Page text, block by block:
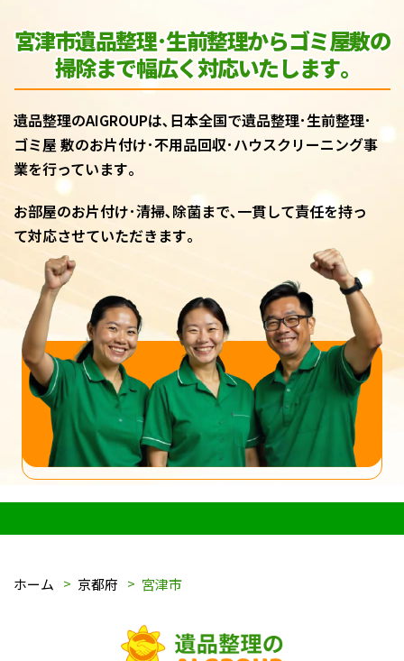
宮津市遺品整理･生前整理からゴミ屋敷の
掃除まで幅広く対応いたします｡
遺品整理のAIGROUPは､日本全国で遺品整理･生前整理･
ゴミ屋 敷のお片付け･不用品回収･ハウスクリーニング事
業を行っています｡
お部屋のお片付け･清掃､除菌まで､一貫して責任を持っ
て対応させていただきます｡
ホーム 京都府 宮津市